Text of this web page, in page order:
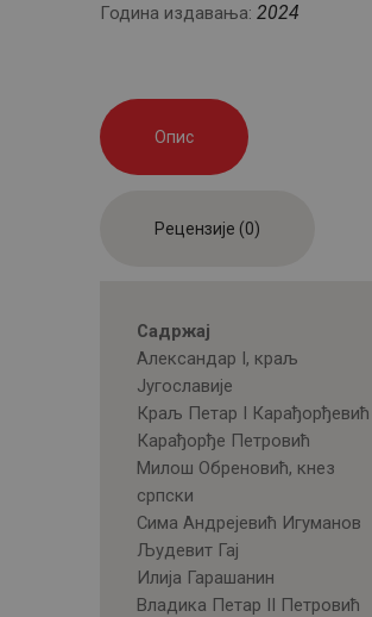
Година издавања: 2024
Опис
Рецензије (0)
Садржај
Александар I, краљ
Југославије
Краљ Петар I Карађорђевић
Карађорђе Петровић
Милош Обреновић, кнез
српски
Сима Андрејевић Игуманов
Људевит Гај
Илија Гарашанин
Владика Петар II Петровић